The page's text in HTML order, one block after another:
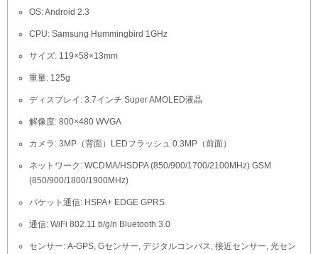
OS: Android 2.3
CPU: Samsung Hummingbird 1GHz
サイズ: 119×58×13mm
重量: 125g
ディスプレイ: 3.7インチ Super AMOLED液晶
解像度: 800×480 WVGA
カメラ: 3MP（背面）LEDフラッシュ 0.3MP（前面）
ネットワーク: WCDMA/HSDPA (850/900/1700/2100MHz) GSM
(850/900/1800/1900MHz)
パケット通信: HSPA+ EDGE GPRS
通信: WiFi 802.11 b/g/n Bluetooth 3.0
センサー: A-GPS, Gセンサー, デジタルコンパス, 接近センサー, 光セン